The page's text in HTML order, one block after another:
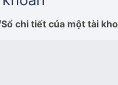
chi tiết của một tài